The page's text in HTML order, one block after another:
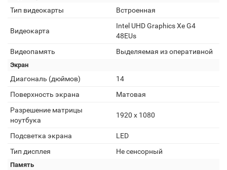
Тип видеокарты Встроенная
Видеокарта
Intel UHD Graphics Xe G4
48EUs
Видеопамять
Выделяемая из оперативной
Экран
Диагональ (дюймов)
14
Поверхность экрана
Матовая
Разрешение матрицы
ноутбука
1920 x 1080
Подсветка экрана
LED
Тип дисплея
Не сенсорный
Память